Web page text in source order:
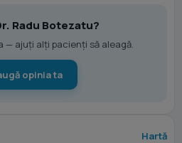
Radu Botezatu?
— ajuți alți pacienți să aleagă.
opinia ta
Hartă